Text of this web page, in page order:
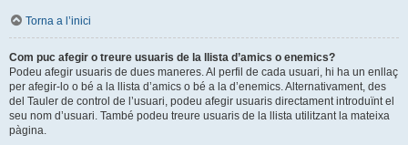
Torna a l’inici
Com puc afegir o treure usuaris de la llista d’amics o enemics?
Podeu afegir usuaris de dues maneres. Al perfil de cada usuari, hi ha un enllaç
per afegir-lo o bé a la llista d’amics o bé a la d’enemics. Alternativament, des
del Tauler de control de l’usuari, podeu afegir usuaris directament introduïnt el
seu nom d’usuari. També podeu treure usuaris de la llista utilitzant la mateixa
pàgina.